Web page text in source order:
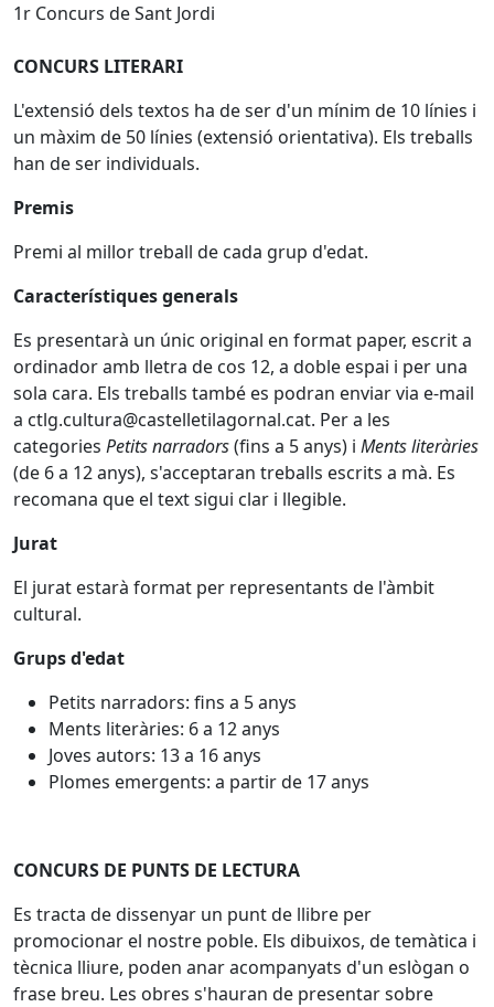
1r Concurs de Sant Jordi
CONCURS LITERARI
L'extensió dels textos ha de ser d'un mínim de 10 línies i
un màxim de 50 línies (extensió orientativa). Els treballs
han de ser individuals.
Premis
Premi al millor treball de cada grup d'edat.
Característiques generals
Es presentarà un únic original en format paper, escrit a
ordinador amb lletra de cos 12, a doble espai i per una
sola cara. Els treballs també es podran enviar via e-mail
a ctlg.cultura@castelletilagornal.cat. Per a les
categories Petits narradors(fins a 5 anys) i Ments literàries
(de 6 a 12 anys), s'acceptaran treballs escrits a mà. Es
recomana que el text sigui clar i llegible.
Jurat
El jurat estarà format per representants de l'àmbit
cultural.
Grups d'edat
Petits narradors: fins a 5 anys
Ments literàries: 6 a 12 anys
Joves autors: 13 a 16 anys
Plomes emergents: a partir de 17 anys
CONCURS DE PUNTS DE LECTURA
Es tracta de dissenyar un punt de llibre per
promocionar el nostre poble. Els dibuixos, de temàtica i
tècnica lliure, poden anar acompanyats d'un eslògan o
frase breu. Les obres s'hauran de presentar sobre